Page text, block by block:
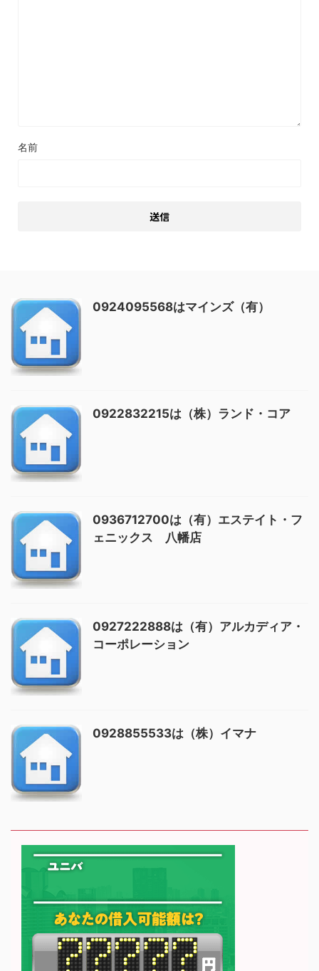
名前
0924095568はマインズ（有）
0922832215は（株）ランド・コア
0936712700は（有）エステイト・フ
ェニックス 八幡店
0927222888は（有）アルカディア・
コーポレーション
0928855533は（株）イマナ